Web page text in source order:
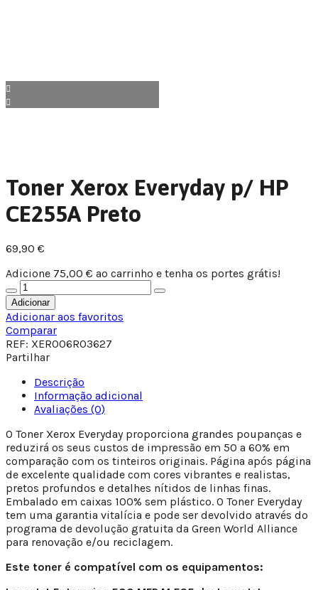
Toner Xerox Everyday p/ HP
CE255A Preto
69,90 €
Adicione 75,00 € ao carrinho e tenha os portes grátis!
Adicionar
Adicionar aos favoritos
Comparar
REF: XER006R03627
Partilhar
Descrição
Informação adicional
Avaliações (0)
O Toner Xerox Everyday proporciona grandes poupanças e
reduzirá os seus custos de impressão em 50 a 60% em
comparação com os tinteiros originais. Página após página
de excelente qualidade com cores vibrantes e realistas,
pretos profundos e detalhes nítidos de linhas finas.
Embalado em caixas 100% sem plástico. O Toner Everyday
tem uma garantia vitalícia e pode ser devolvido através do
programa de devolução gratuita da Green World Alliance
para renovação e/ou reciclagem.
Este toner é compatível com os equipamentos: